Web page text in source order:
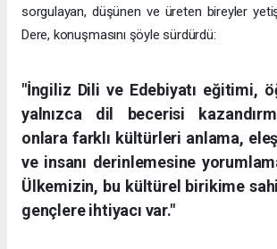
sorgulayan, düşünen ve üreten bireyler
Dere, konuşmasını şöyle sürdürdü:
"İngiliz Dili ve Edebiyatı eğitimi,
yalnızca dil becerisi
onlara farklı kültürleri anlama,
ve insanı derinlemesine
Ülkemizin, bu kültürel birikime
gençlere ihtiyacı var."